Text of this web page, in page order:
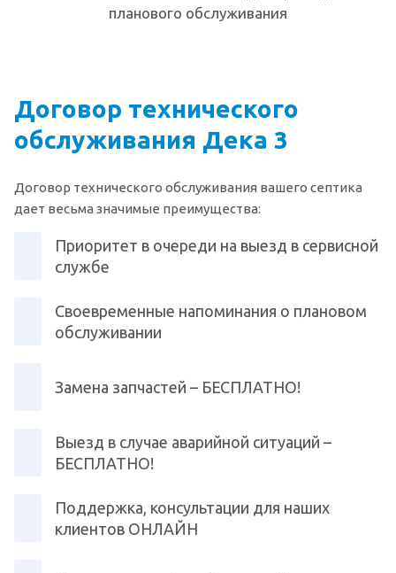
планового обслуживания
Договор технического
обслуживания Дека 3
Договор технического обслуживания вашего септика
дает весьма значимые преимущества:
Приоритет в очереди на выезд в сервисной
службе
Своевременные напоминания о плановом
обслуживании
Замена запчастей – БЕСПЛАТНО!
Выезд в случае аварийной ситуаций –
БЕСПЛАТНО!
Поддержка, консультации для наших
клиентов ОНЛАЙН